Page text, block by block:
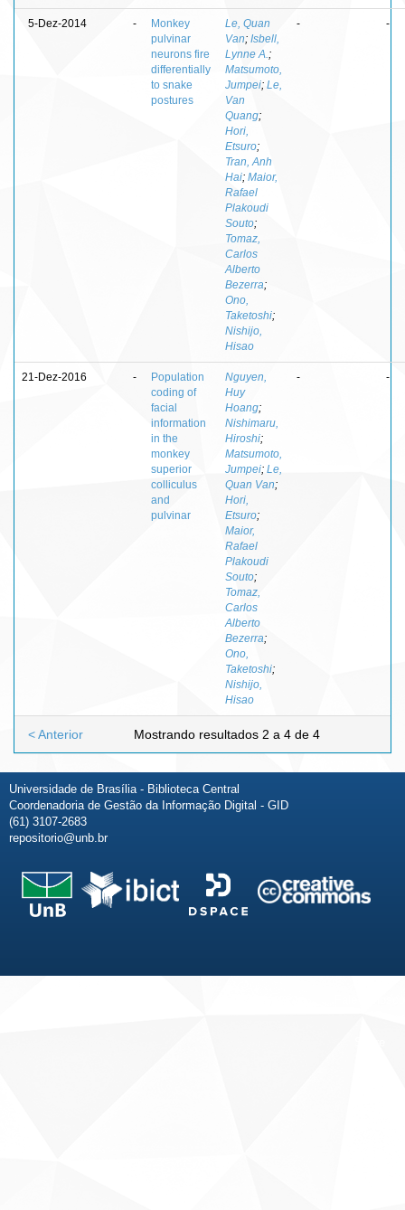
5-Dez-2014 -
Monkey
pulvinar
neurons fire
differentially
to snake
postures
Le, Quan
Van; Isbell,
Lynne A. ;
Matsumoto,
Jumpei; Le,
Van
Quang;
Hori,
Etsuro;
Tran, Anh
Hai; Maior,
Rafael
Plakoudi
Souto;
Tomaz,
Carlos
Alberto
Bezerra;
Ono,
Taketoshi;
Nishijo,
Hisao
- -
21-Dez-2016 -
Population
coding of
facial
information
in the
monkey
superior
colliculus
and
pulvinar
Nguyen,
Huy
Hoang;
Nishimaru,
Hiroshi;
Matsumoto,
Jumpei; Le,
Quan Van;
Hori,
Etsuro;
Maior,
Rafael
Plakoudi
Souto;
Tomaz,
Carlos
Alberto
Bezerra;
Ono,
Taketoshi;
Nishijo,
Hisao
- -
Mostrando resultados 2 a 4 de 4
< Anterior
Universidade de Brasília - Biblioteca Central
Coordenadoria de Gestão da Informação Digital - GID
(61) 3107-2683
repositorio@unb.br